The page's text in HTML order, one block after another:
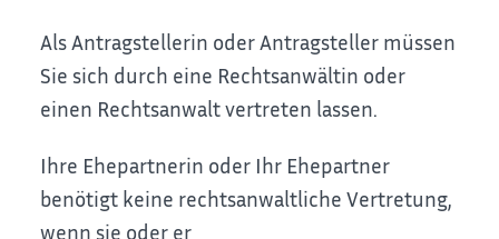
Als Antragstellerin oder Antragsteller müssen
Sie sich durch eine Rechtsanwältin oder
einen Rechtsanwalt vertreten lassen.
Ihre Ehepartnerin oder Ihr Ehepartner
benötigt keine rechtsanwaltliche Vertretung,
wenn sie oder er